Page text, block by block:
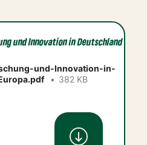
und Innovation in Deutschland
und-Innovation-in-
382 KB